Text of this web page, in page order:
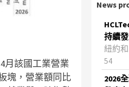
月該國工業營業
塊，營業額同比
News
持續
紐約
54
2026